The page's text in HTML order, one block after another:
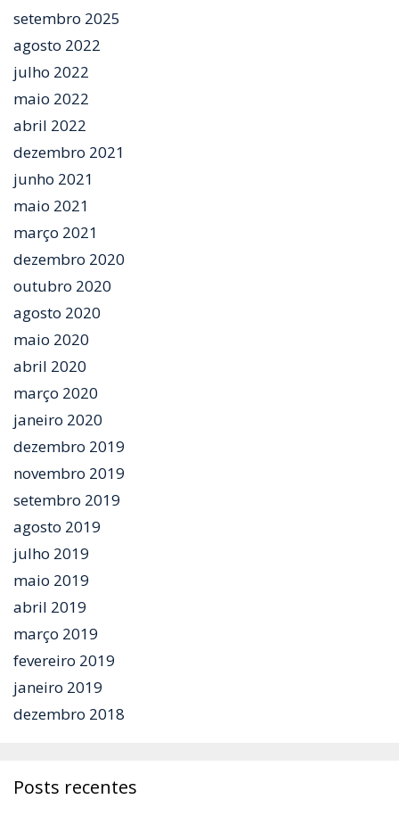
setembro 2025
agosto 2022
julho 2022
maio 2022
abril 2022
dezembro 2021
junho 2021
maio 2021
março 2021
dezembro 2020
outubro 2020
agosto 2020
maio 2020
abril 2020
março 2020
janeiro 2020
dezembro 2019
novembro 2019
setembro 2019
agosto 2019
julho 2019
maio 2019
abril 2019
março 2019
fevereiro 2019
janeiro 2019
dezembro 2018
Posts recentes